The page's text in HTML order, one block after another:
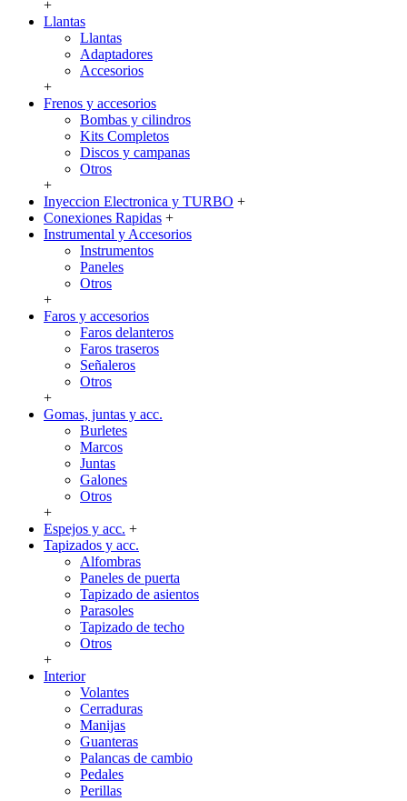
+
Llantas
Llantas
Adaptadores
Accesorios
+
Frenos y accesorios
Bombas y cilindros
Kits Completos
Discos y campanas
Otros
+
Inyeccion Electronica y TURBO +
Conexiones Rapidas +
Instrumental y Accesorios
Instrumentos
Paneles
Otros
+
Faros y accesorios
Faros delanteros
Faros traseros
Señaleros
Otros
+
Gomas, juntas y acc.
Burletes
Marcos
Juntas
Galones
Otros
+
Espejos y acc. +
Tapizados y acc.
Alfombras
Paneles de puerta
Tapizado de asientos
Parasoles
Tapizado de techo
Otros
+
Interior
Volantes
Cerraduras
Manijas
Guanteras
Palancas de cambio
Pedales
Perillas